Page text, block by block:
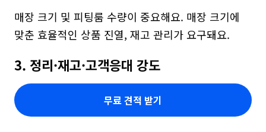
매장 크기 및 피팅룸 수량이 중요해요. 매장 크기에
맞춘 효율적인 상품 진열, 재고 관리가 요구돼요.
3. 정리·재고·고객응대 강도
무료 견적 받기